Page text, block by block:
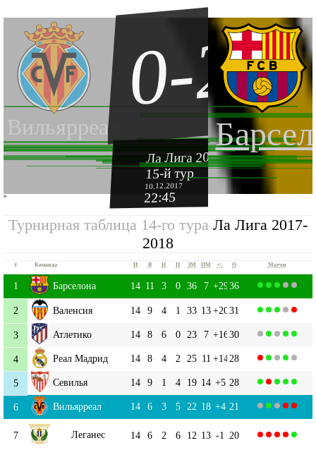
Вильярреал
0-2
Ла Лига 2017-2018
15-й тур
10.12.2017
22:45
''
Турнирная таблица 14-го тура Ла Лига 2017-
2018
# Команда И В Н П ЗМ ПМ +|- О Матчи
1 Барселона 14 11 3 0 36 7 +2936
2 Валенсия 14 9 4 1 33 13+2031
3 Атлетико 14 8 6 0 23 7 +1630
4 Реал Мадрид 14 8 4 2 25 11 +14 28
5 Севилья 14 9 1 4 19 14 +5 28
6 Вильярреал 14 6 3 5 22 18 +4 21
7 Леганес 14 6 2 6 12 13 -1 20